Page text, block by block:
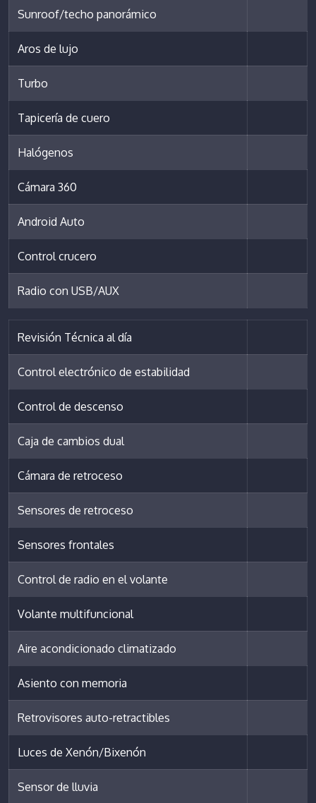
Sunroof/techo panorámico
Aros de lujo
Turbo
Tapicería de cuero
Halógenos
Cámara 360
Android Auto
Control crucero
Radio con USB/AUX
Revisión Técnica al día
Control electrónico de estabilidad
Control de descenso
Caja de cambios dual
Cámara de retroceso
Sensores de retroceso
Sensores frontales
Control de radio en el volante
Volante multifuncional
Aire acondicionado climatizado
Asiento con memoria
Retrovisores auto-retractibles
Luces de Xenón/Bixenón
Sensor de lluvia